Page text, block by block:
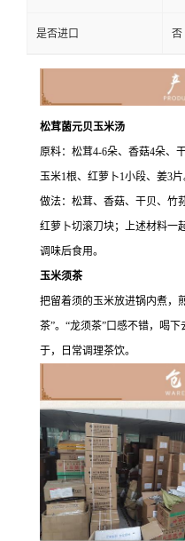
是否进口 否
松茸菌元贝玉米汤
原料：松茸4-6朵、香菇4朵、
玉米1根、红萝卜1小段、姜3片
做法：松茸、香菇、干贝、竹
红萝卜切滚刀块；上述材料一
调味后食用。
玉米须茶
把留着须的玉米放进锅内煮，
茶”。“龙须茶”口感不错，喝
于，日常调理茶饮。